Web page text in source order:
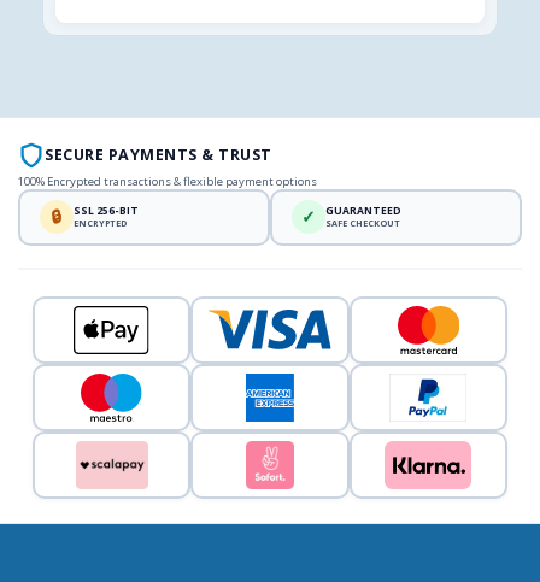
SECURE PAYMENTS & TRUST
100% Encrypted transactions & flexible payment options
🔒 SSL 256-BIT
ENCRYPTED ✓ GUARANTEED
SAFE CHECKOUT